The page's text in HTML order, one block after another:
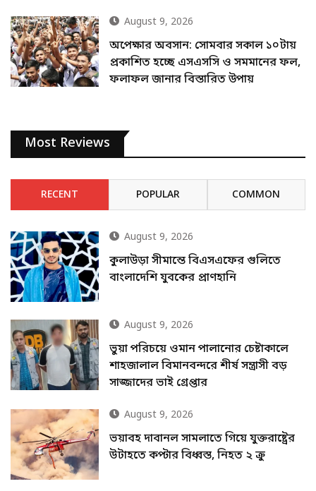
August 9, 2026
অপেক্ষার অবসান: সোমবার সকাল ১০টায়
প্রকাশিত হচ্ছে এসএসসি ও সমমানের ফল,
ফলাফল জানার বিস্তারিত উপায়
Most Reviews
RECENT POPULAR COMMON
August 9, 2026
কুলাউড়া সীমান্তে বিএসএফের গুলিতে
বাংলাদেশি যুবকের প্রাণহানি
August 9, 2026
ভুয়া পরিচয়ে ওমান পালানোর চেষ্টাকালে
শাহজালাল বিমানবন্দরে শীর্ষ সন্ত্রাসী বড়
সাজ্জাদের ভাই গ্রেপ্তার
August 9, 2026
ভয়াবহ দাবানল সামলাতে গিয়ে যুক্তরাষ্ট্রের
উটাহতে কপ্টার বিধ্বস্ত, নিহত ২ ক্রু